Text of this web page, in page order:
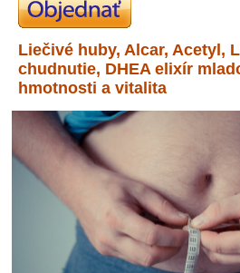
Liečivé huby, Alcar, Acetyl,
chudnutie, DHEA elixír
hmotnosti a vitalita